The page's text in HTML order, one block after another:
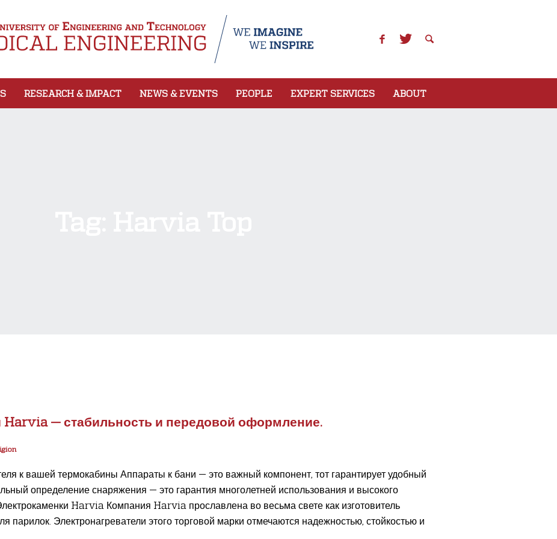
RESEARCH & IMPACT NEWS & EVENTS PEOPLE EXPERT SERVICES ABOUT
Harvia — стабильность и передовой оформление.
к вашей термокабины Аппараты к бани — это важный компонент, тот гарантирует удобный
определение снаряжения — это гарантия многолетней использования и высокого
Harvia Компания Harvia прославлена во весьма свете как изготовитель
парилок. Электронагреватели этого торговой марки отмечаются надежностью, стойкостью и